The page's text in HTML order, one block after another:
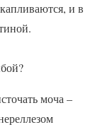
и в
моча –